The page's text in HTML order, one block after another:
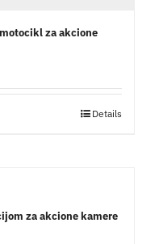
za akcione
Details
za akcione kamere